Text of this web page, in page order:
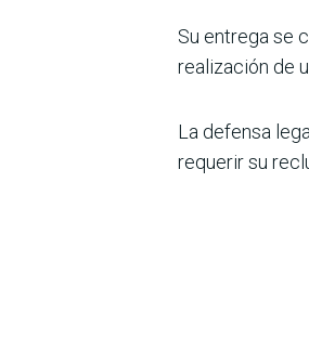
Su entrega se
realización de
La defensa
requerir su